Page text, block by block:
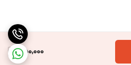
450,000